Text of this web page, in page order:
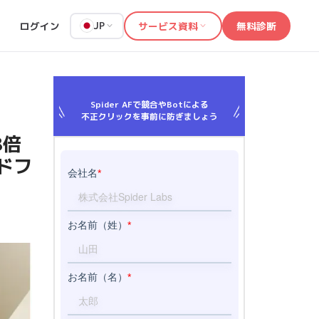
ログイン JP サービス資料 無料診断
フ
Spider AFで競合やBotによる
不正クリックを事前に防ぎましょう